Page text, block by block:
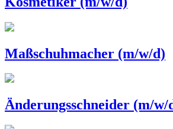
Maßschuhmacher (m/w/d)
Änderungsschneider (m/w/